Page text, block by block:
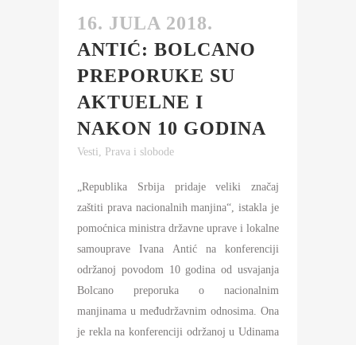
16. JULA 2018.
ANTIĆ: BOLCANO
PREPORUKE SU
AKTUELNE I
NAKON 10 GODINA
Vesti Prava i slobode
„Republika Srbija pridaje veliki značaj
zaštiti prava nacionalnih manjina“, istakla je
pomoćnica ministra državne uprave i lokalne
samouprave Ivana Antić na konferenciji
održanoj povodom 10 godina od usvajanja
Bolcano preporuka o nacionalnim
manjinama u međudržavnim odnosima. Ona
je rekla na konferenciji održanoj u Udinama